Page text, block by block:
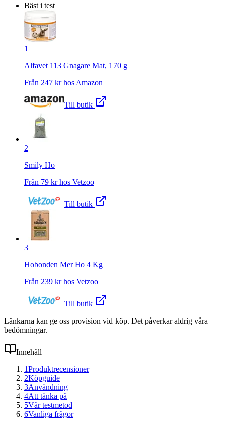
Bäst i test
1
Alfavet 113 Gnagare Mat, 170 g
Från 247 kr hos Amazon
Till butik
2
Smily Ho
Från 79 kr hos Vetzoo
Till butik
3
Hobonden Mer Ho 4 Kg
Från 239 kr hos Vetzoo
Till butik
Länkarna kan ge oss provision vid köp. Det påverkar aldrig våra
bedömningar.
Innehåll
1Produktrecensioner
2Köpguide
3Användning
4Att tänka på
5Vår testmetod
6Vanliga frågor